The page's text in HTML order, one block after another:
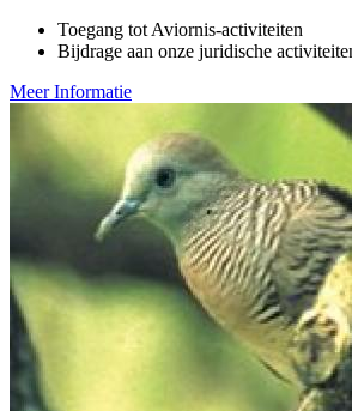
Toegang tot Aviornis-activiteiten
Bijdrage aan onze juridische
Meer Informatie